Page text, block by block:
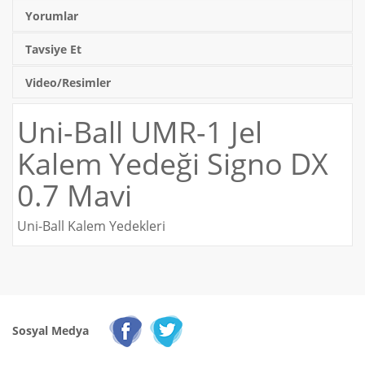
Yorumlar
Tavsiye Et
Video/Resimler
Uni-Ball UMR-1 Jel
Kalem Yedeği Signo DX
0.7 Mavi
Uni-Ball Kalem Yedekleri
Sosyal Medya